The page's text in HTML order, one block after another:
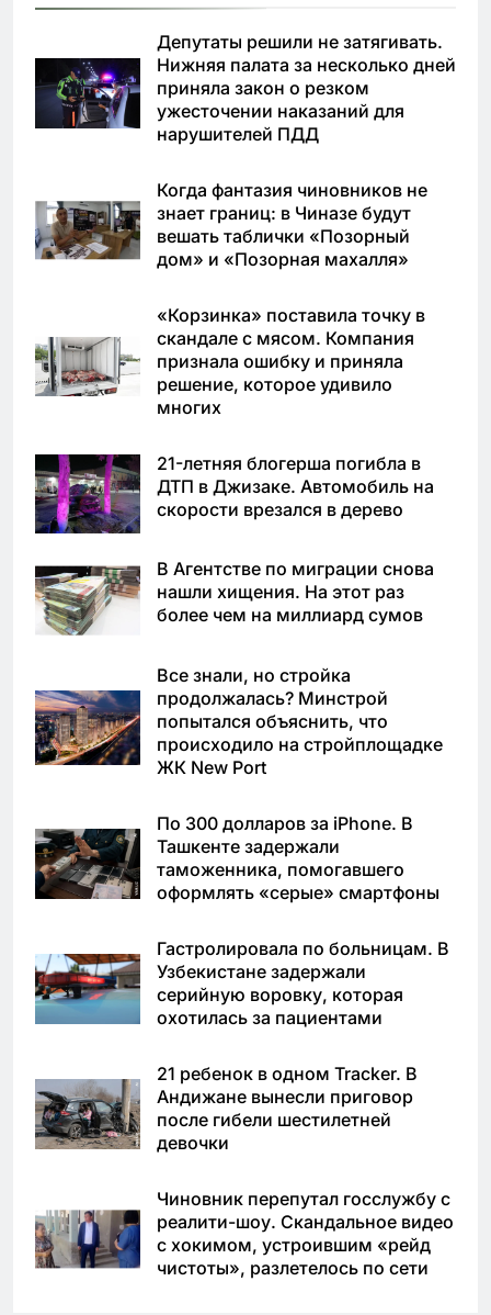
Депутаты решили не затягивать.
Нижняя палата за несколько дней
приняла закон о резком
ужесточении наказаний для
нарушителей ПДД
Когда фантазия чиновников не
знает границ: в Чиназе будут
вешать таблички «Позорный
дом» и «Позорная махалля»
«Корзинка» поставила точку в
скандале с мясом. Компания
признала ошибку и приняла
решение, которое удивило
многих
21-летняя блогерша погибла в
ДТП в Джизаке. Автомобиль на
скорости врезался в дерево
В Агентстве по миграции снова
нашли хищения. На этот раз
более чем на миллиард сумов
Все знали, но стройка
продолжалась? Минстрой
попытался объяснить, что
происходило на стройплощадке
ЖК New Port
По 300 долларов за iPhone. В
Ташкенте задержали
таможенника, помогавшего
оформлять «серые» смартфоны
Гастролировала по больницам. В
Узбекистане задержали
серийную воровку, которая
охотилась за пациентами
21 ребенок в одном Tracker. В
Андижане вынесли приговор
после гибели шестилетней
девочки
Чиновник перепутал госслужбу с
реалити-шоу. Скандальное видео
с хокимом, устроившим «рейд
чистоты», разлетелось по сети